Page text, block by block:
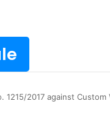
▼
1215/2017 against